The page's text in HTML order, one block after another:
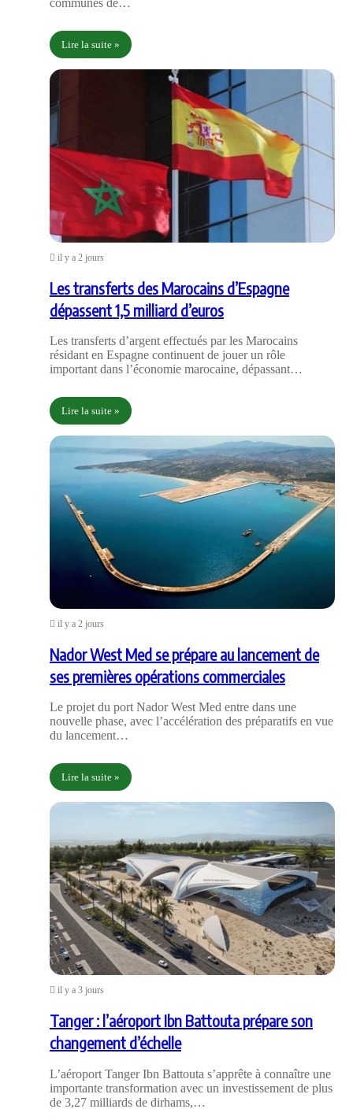
communes de…
Lire la suite »
il y a 2 jours
Les transferts des Marocains d’Espagne
dépassent 1,5 milliard d’euros
Les transferts d’argent effectués par les Marocains
résidant en Espagne continuent de jouer un rôle
important dans l’économie marocaine, dépassant…
Lire la suite »
il y a 2 jours
Nador West Med se prépare au lancement de
ses premières opérations commerciales
Le projet du port Nador West Med entre dans une
nouvelle phase, avec l’accélération des préparatifs en vue
du lancement…
Lire la suite »
il y a 3 jours
Tanger : l’aéroport Ibn Battouta prépare son
changement d’échelle
L’aéroport Tanger Ibn Battouta s’apprête à connaître une
importante transformation avec un investissement de plus
de 3,27 milliards de dirhams,…